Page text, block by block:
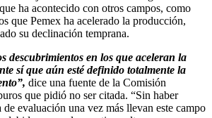
ha acontecido con otros campos, como
que Pemex ha acelerado la producción,
su declinación temprana.
descubrimientos en los que aceleran la
sí que aún esté definido totalmente la
dice una fuente de la Comisión
que pidió no ser citada. “Sin haber
evaluación una vez más llevan este campo